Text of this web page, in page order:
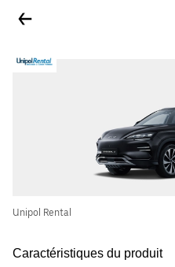
Unipol Rental
Caractéristiques du produit